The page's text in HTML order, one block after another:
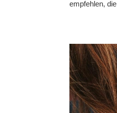
empfehlen,